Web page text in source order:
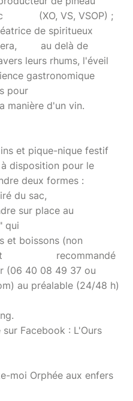
(XO, VS, VSOP) ;
de spiritueux
au delà de
leurs rhums, l'éveil
gastronomique
pour
manière d'un vin.
et pique-nique festif
disposition pour le
deux formes :
du sac,
sur place au
qui
boissons (non
fort recommandé
(06 40 08 49 37 ou
au préalable (24/48 h)
Facebook : L'Ours
moi Orphée aux enfers